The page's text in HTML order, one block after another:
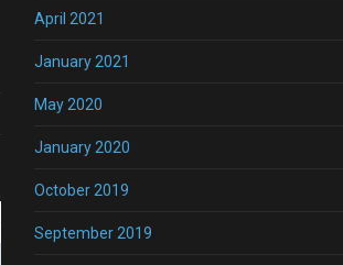
April 2021
January 2021
May 2020
January 2020
October 2019
September 2019